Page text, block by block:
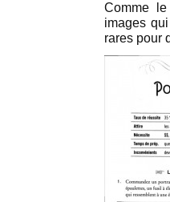
Comme
images
rares pour